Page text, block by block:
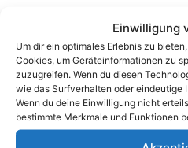
Einwilligung
Um dir ein optimales Erlebnis zu
Cookies, um Geräteinformationen zu
zuzugreifen. Wenn du diesen
wie das Surfverhalten oder eindeutige
Wenn du deine Einwilligung nicht
bestimmte Merkmale und Funktionen